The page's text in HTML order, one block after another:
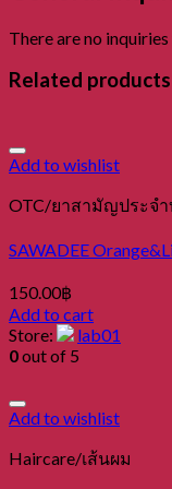
There are no inquiries
Related products
Add to wishlist
OTC/ยาสามัญประจ
SAWADEE
150.00฿
Add to cart
Store:
lab01
0out of 5
Add to wishlist
Haircare/เส้นผม